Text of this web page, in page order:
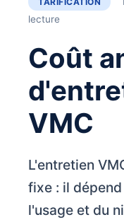
lecture
Coût
VMC
L'entretien
fixe : il
l'usage et du